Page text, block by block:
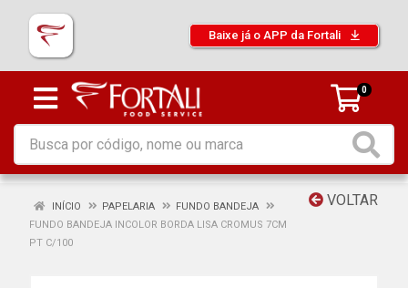
Baixe já o APP da Fortali
0
VOLTAR
INÍCIO PAPELARIA
FUNDO BANDEJA
FUNDO BANDEJA INCOLOR BORDA LISA CROMUS 7CM
PT C/100